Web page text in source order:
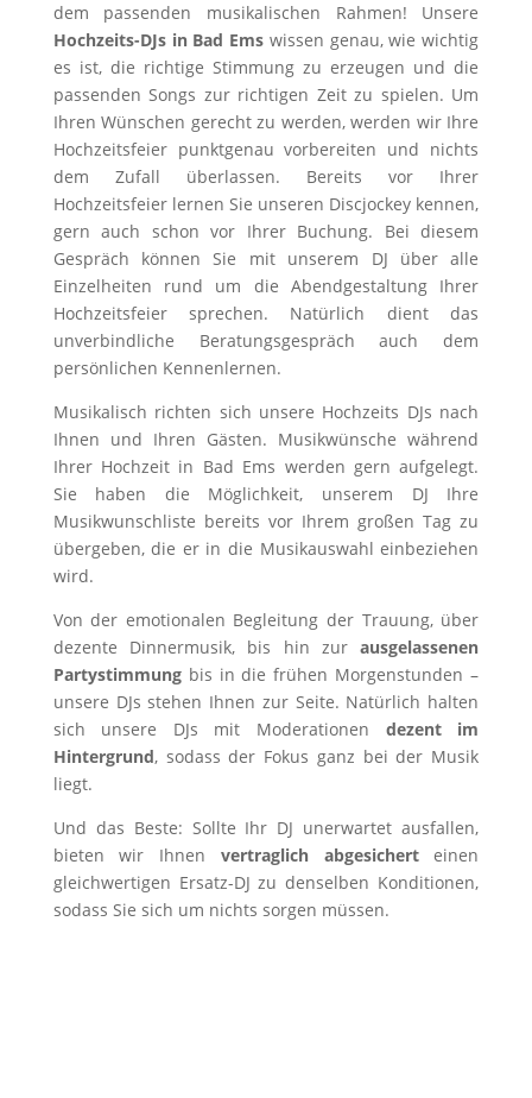
dem passenden musikalischen Rahmen! Unsere
Hochzeits-DJs in Bad Ems wissen genau, wie wichtig
es ist, die richtige Stimmung zu erzeugen und die
passenden Songs zur richtigen Zeit zu spielen. Um
Ihren Wünschen gerecht zu werden, werden wir Ihre
Hochzeitsfeier punktgenau vorbereiten und nichts
dem Zufall überlassen. Bereits vor Ihrer
Hochzeitsfeier lernen Sie unseren Discjockey kennen,
gern auch schon vor Ihrer Buchung. Bei diesem
Gespräch können Sie mit unserem DJ über alle
Einzelheiten rund um die Abendgestaltung Ihrer
Hochzeitsfeier sprechen. Natürlich dient das
unverbindliche Beratungsgespräch auch dem
persönlichen Kennenlernen.
Musikalisch richten sich unsere Hochzeits DJs nach
Ihnen und Ihren Gästen. Musikwünsche während
Ihrer Hochzeit in Bad Ems werden gern aufgelegt.
Sie haben die Möglichkeit, unserem DJ Ihre
Musikwunschliste bereits vor Ihrem großen Tag zu
übergeben, die er in die Musikauswahl einbeziehen
wird.
Von der emotionalen Begleitung der Trauung, über
dezente Dinnermusik, bis hin zurausgelassenen
Partystimmungbis in die frühen Morgenstunden –
unsere DJs stehen Ihnen zur Seite. Natürlich halten
sich unsere DJs mit Moderationen dezent im
Hintergrund, sodass der Fokus ganz bei der Musik
liegt.
Und das Beste: Sollte Ihr DJ unerwartet ausfallen,
bieten wir Ihnen vertraglich abgesicherteinen
gleichwertigen Ersatz-DJ zu denselben Konditionen,
sodass Sie sich um nichts sorgen müssen.